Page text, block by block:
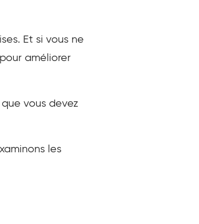
Et si vous ne
améliorer
vous devez
les